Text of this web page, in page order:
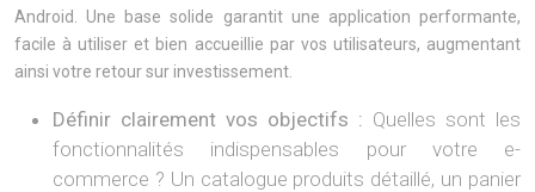
Android. Une base solide garantit une application performante,
facile à utiliser et bien accueillie par vos utilisateurs, augmentant
ainsi votre retour sur investissement.
Définir clairement vos objectifs : Quelles sont les
fonctionnalités indispensables pour votre e-
commerce ? Un catalogue produits détaillé, un panier